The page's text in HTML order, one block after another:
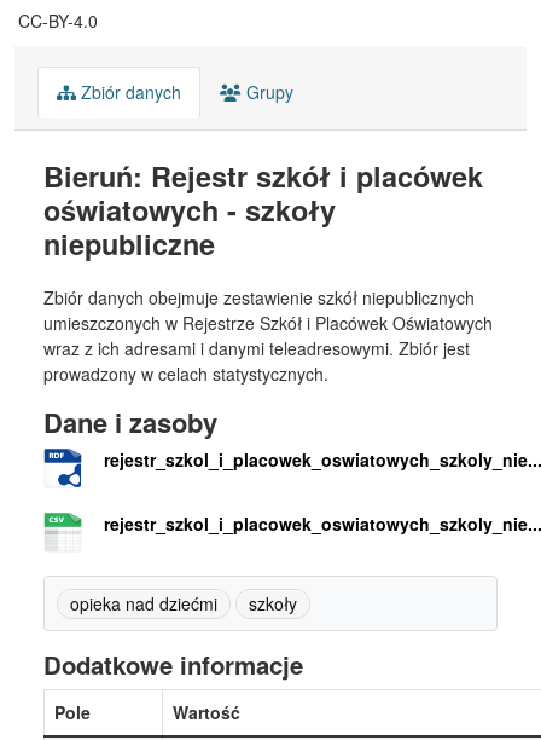
CC-BY-4.0
Zbiór danych Grupy
Bieruń: Rejestr szkół i placówek
oświatowych - szkoły
niepubliczne
Zbiór danych obejmuje zestawienie szkół niepublicznych
umieszczonych w Rejestrze Szkół i Placówek Oświatowych
wraz z ich adresami i danymi teleadresowymi. Zbiór jest
prowadzony w celach statystycznych.
Dane i zasoby
rejestr_szkol_i_placowek_oswiatowych_szkoly_nie...
rejestr_szkol_i_placowek_oswiatowych_szkoly_nie...
opieka nad dziećmi szkoły
Dodatkowe informacje
Pole
Wartość